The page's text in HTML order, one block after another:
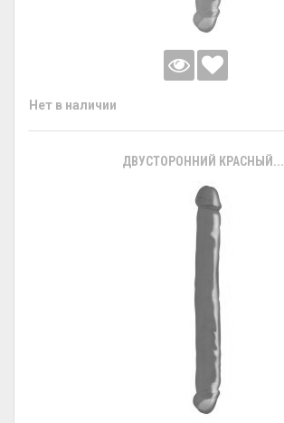
Нет в наличии
ДВУСТОРОННИЙ КРАСНЫЙ...